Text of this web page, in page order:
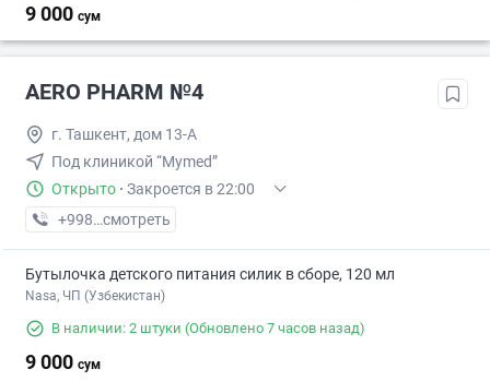
9 000 сум
AERO PHARM №4
г. Ташкент, дом 13-А
Под клиникой “Mymed”
Открыто · Закроется в 22:00
+998 (70) XXX-XX-XX
смотреть
Бутылочка детского питания силик в сборе, 120 мл
Nasa, ЧП (Узбекистан)
В наличии: 2 штуки (Обновлено 7 часов назад)
9 000 сум